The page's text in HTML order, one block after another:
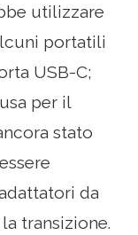
utilizzare
portatili
USB-C;
per il
stato
da
transizione.